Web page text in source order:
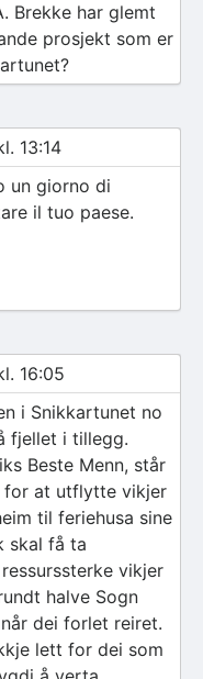
Brekke har glemt
prosjekt som er
13:14
un giorno di
il tuo paese.
16:05
i Snikkartunet no
fjellet i tillegg.
Beste Menn, står
for at utflytte vikjer
til feriehusa sine
skal få ta
vikjer
halve Sogn
dei forlet reiret.
lett for dei som